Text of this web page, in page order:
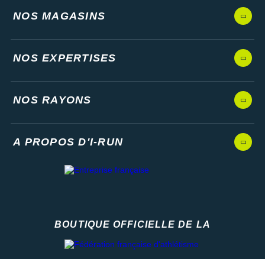
NOS MAGASINS
NOS EXPERTISES
NOS RAYONS
A PROPOS D'I-RUN
BOUTIQUE OFFICIELLE DE LA